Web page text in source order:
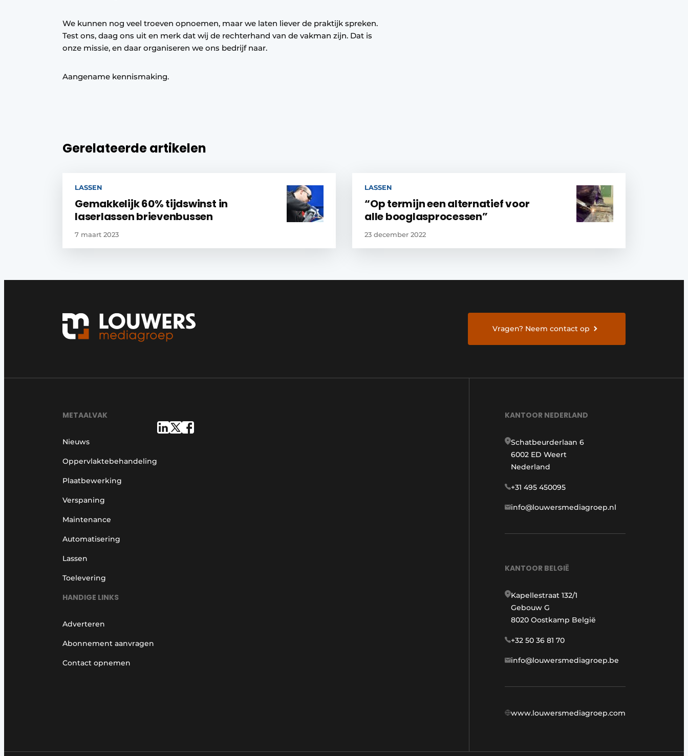
We kunnen nog veel troeven opnoemen, maar we laten liever de praktijk spreken.
Test ons, daag ons uit en merk dat wij de rechterhand van de vakman zijn. Dat is
onze missie, en daar organiseren we ons bedrijf naar.
Aangename kennismaking.
Gerelateerde artikelen
LASSEN
Gemakkelijk 60% tijdswinst in
laserlassen brievenbussen
7 maart 2023
LASSEN
“Op termijn een alternatief voor
alle booglasprocessen”
23 december 2022
Vragen? Neem contact op
METAALVAK
Nieuws
Oppervlaktebehandeling
Plaatbewerking
Verspaning
Maintenance
Automatisering
Lassen
Toelevering
HANDIGE LINKS
Adverteren
Abonnement aanvragen
Contact opnemen
KANTOOR NEDERLAND
Schatbeurderlaan 6
6002 ED Weert
Nederland
+31 495 450095
info@louwersmediagroep.nl
KANTOOR BELGIË
Kapellestraat 132/1
Gebouw G
8020 Oostkamp België
+32 50 36 81 70
info@louwersmediagroep.be
www.louwersmediagroep.com